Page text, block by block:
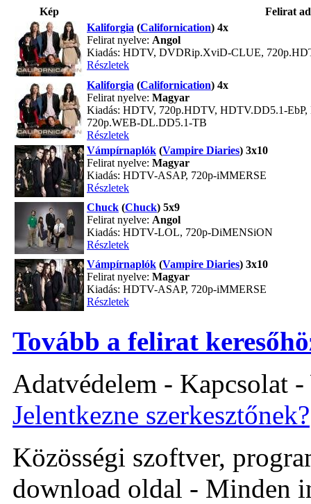
Kép
Felirat
Kaliforgia (Californication) 4x
Felirat nyelve: Angol
Kiadás: HDTV, DVDRip.XviD-CLUE,
Részletek
Kaliforgia (Californication) 4x
Felirat nyelve: Magyar
Kiadás: HDTV, 720p.HDTV, HDTV.DD5.1-
720p.WEB-DL.DD5.1-TB
Részletek
Vámpírnaplók (Vampire Diaries) 3x10
Felirat nyelve: Magyar
Kiadás: HDTV-ASAP, 720p-iMMERSE
Részletek
Chuck (Chuck) 5x9
Felirat nyelve: Angol
Kiadás: HDTV-LOL, 720p-DiMENSiON
Részletek
Vámpírnaplók (Vampire Diaries) 3x10
Felirat nyelve: Magyar
Kiadás: HDTV-ASAP, 720p-iMMERSE
Részletek
Tovább a felirat
Adatvédelem - Kapcsolat
Jelentkezne szerkesztőnek?
Közösségi szoftver,
download oldal - Minden